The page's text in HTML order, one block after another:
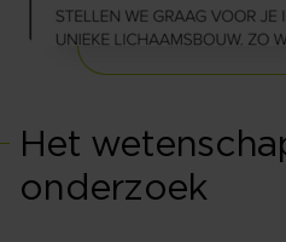
Het
onderzoek